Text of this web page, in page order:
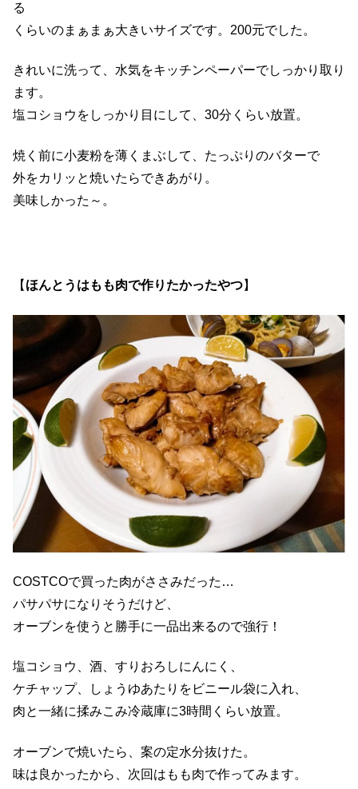
る
くらいのまぁまぁ大きいサイズです。200元でした。
きれいに洗って、水気をキッチンペーパーでしっかり取り
ます。
塩コショウをしっかり目にして、30分くらい放置。
焼く前に小麦粉を薄くまぶして、たっぷりのバターで
外をカリッと焼いたらできあがり。
美味しかった～。
【 ほんとうはもも肉で作りたかったやつ】
COSTCOで買った肉がささみだった…
パサパサになりそうだけど、
オーブンを使うと勝手に一品出来るので強行！
塩コショウ、酒、すりおろしにんにく、
ケチャップ、しょうゆあたりをビニール袋に入れ、
肉と一緒に揉みこみ冷蔵庫に3時間くらい放置。
オーブンで焼いたら、案の定水分抜けた。
味は良かったから、次回はもも肉で作ってみます。